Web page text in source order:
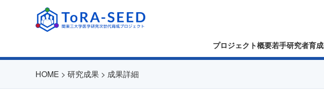
プロジェクト概要若手研究者育成
HOME > 研究成果 > 成果詳細